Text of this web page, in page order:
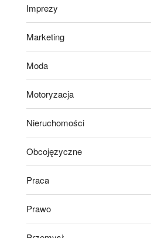
Imprezy
Marketing
Moda
Motoryzacja
Nieruchomości
Obcojęzyczne
Praca
Prawo